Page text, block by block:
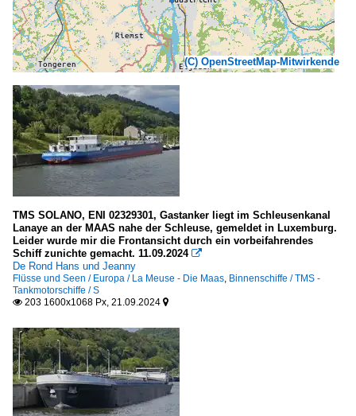
(C) OpenStreetMap-Mitwirkende
TMS SOLANO, ENI 02329301, Gastanker liegt im Schleusenkanal
Lanaye an der MAAS nahe der Schleuse, gemeldet in Luxemburg.
Leider wurde mir die Frontansicht durch ein vorbeifahrendes
Schiff zunichte gemacht. 11.09.2024 
De Rond Hans und Jeanny
Flüsse und Seen / Europa / La Meuse - Die Maas, Binnenschiffe / TMS -
Tankmotorschiffe / S
 203 1600x1068 Px, 21.09.2024 